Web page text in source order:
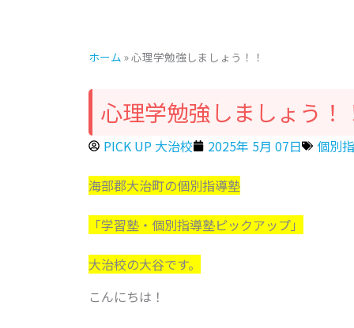
ホーム »心理学勉強しましょう！！
心理学勉強しましょう！
PICK UP 大治校 2025年 5月 07日 個別
海部郡大治町の個別指導塾
「学習塾・個別指導塾ピックアップ」
大治校の大谷です。
こんにちは！